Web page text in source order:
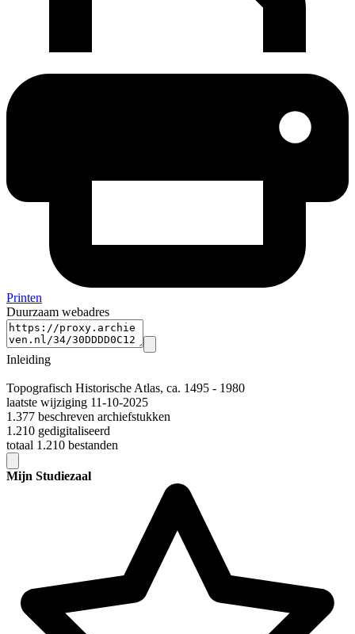
Printen
Duurzaam webadres
Inleiding
Topografisch Historische Atlas, ca. 1495 - 1980
laatste wijziging 11-10-2025
1.377 beschreven archiefstukken
1.210 gedigitaliseerd
totaal 1.210 bestanden
Mijn Studiezaal